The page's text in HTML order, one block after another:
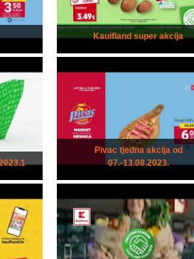
Kauifland super akcija
Pivac tjedna akcija od
07.-13.08.2023.